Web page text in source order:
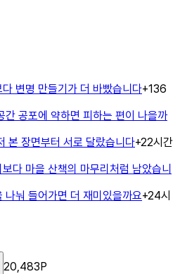
변명 만들기가 더 바빴습니다+136
간 공포에 약하면 피하는 편이 나을까
본 장면부터 서로 달랐습니다+22시간
다 마을 산책의 마무리처럼 남았습니
나눠 들어가면 더 재미있을까요+24시
20,483P